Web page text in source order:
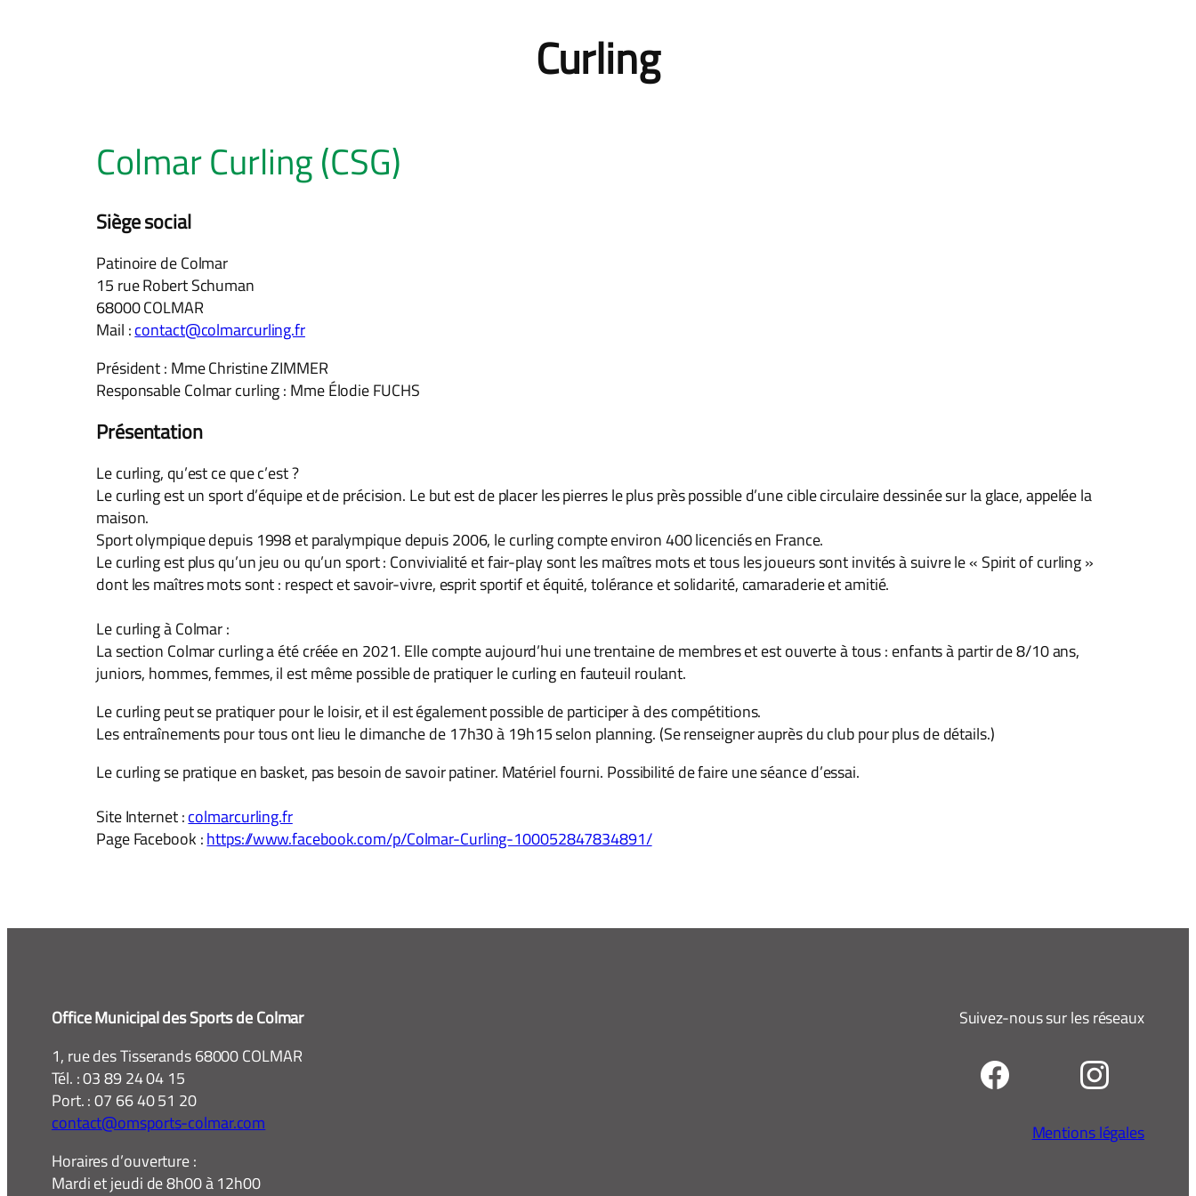
Curling
Colmar Curling (CSG)
Siège social
Patinoire de Colmar
15 rue Robert Schuman
68000 COLMAR
Mail :contact@colmarcurling.fr
Président : Mme Christine ZIMMER
Responsable Colmar curling : Mme Élodie FUCHS
Présentation
Le curling, qu’est ce que c’est ?
Le curling est un sport d’équipe et de précision. Le but est de placer les pierres le plus près possible d’une cible circulaire dessinée sur la glace, appelée la
maison.
Sport olympique depuis 1998 et paralympique depuis 2006, le curling compte environ 400 licenciés en France.
Le curling est plus qu’un jeu ou qu’un sport : Convivialité et fair-play sont les maîtres mots et tous les joueurs sont invités à suivre le « Spirit of curling »
dont les maîtres mots sont : respect et savoir-vivre, esprit sportif et équité, tolérance et solidarité, camaraderie et amitié.
Le curling à Colmar :
La section Colmar curling a été créée en 2021. Elle compte aujourd’hui une trentaine de membres et est ouverte à tous : enfants à partir de 8/10 ans,
juniors, hommes, femmes, il est même possible de pratiquer le curling en fauteuil roulant.
Le curling peut se pratiquer pour le loisir, et il est également possible de participer à des compétitions.
Les entraînements pour tous ont lieu le dimanche de 17h30 à 19h15 selon planning. (Se renseigner auprès du club pour plus de détails.)
Le curling se pratique en basket, pas besoin de savoir patiner. Matériel fourni. Possibilité de faire une séance d’essai.
Site Internet :colmarcurling.fr
Page Facebook :https://www.facebook.com/p/Colmar-Curling-100052847834891/
Office Municipal des Sports de Colmar
1, rue des Tisserands 68000 COLMAR
Tél. : 03 89 24 04 15
Port. : 07 66 40 51 20
contact@omsports-colmar.com
Horaires d’ouverture :
Mardi et jeudi de 8h00 à 12h00
Suivez-nous sur les réseaux
Mentions légales